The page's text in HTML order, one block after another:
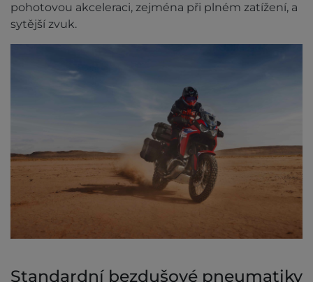
pohotovou akceleraci, zejména při plném zatížení, a
sytější zvuk.
Standardní bezdušové pneumatiky